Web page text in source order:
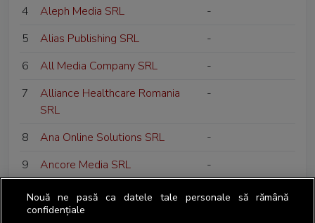
4
Aleph Media SRL
-
5
Alias Publishing SRL
-
6
All Media Company SRL
-
7
Alliance Healthcare Romania
SRL
-
8 Ana Online Solutions SRL
-
9
Ancore Media SRL
-
10 Anotimp Casa de Presa si
Editura SA
-
Nouă ne pasă ca datele tale personale să rămână
confidențiale